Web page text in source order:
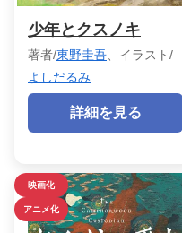
少年とクスノキ
著者/東野圭吾 、イラスト/
よしだるみ
詳細を見る
映画化
アニメ化